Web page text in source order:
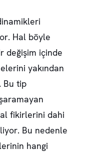
Hal böyle
değişim içinde
yakından
Bu tip
fikirlerini dahi
Bu nedenle
hangi